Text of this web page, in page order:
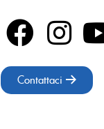
Contattaci